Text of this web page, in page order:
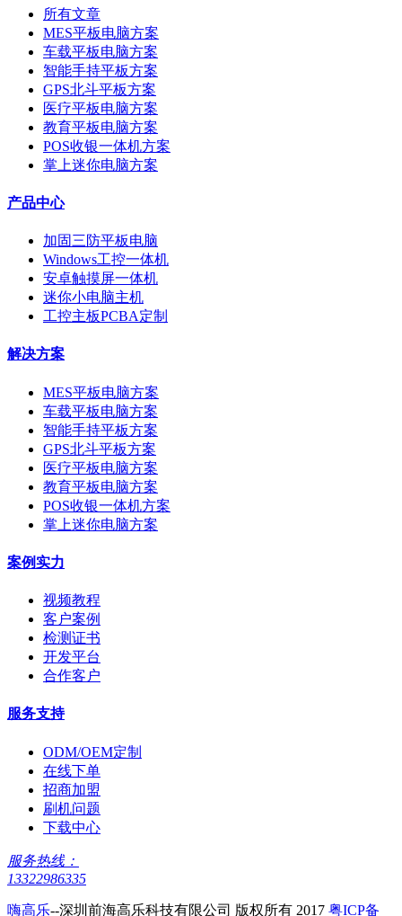
所有文章
MES平板电脑方案
车载平板电脑方案
智能手持平板方案
GPS北斗平板方案
医疗平板电脑方案
教育平板电脑方案
POS收银一体机方案
掌上迷你电脑方案
产品中心
加固三防平板电脑
Windows工控一体机
安卓触摸屏一体机
迷你小电脑主机
工控主板PCBA定制
解决方案
MES平板电脑方案
车载平板电脑方案
智能手持平板方案
GPS北斗平板方案
医疗平板电脑方案
教育平板电脑方案
POS收银一体机方案
掌上迷你电脑方案
案例实力
视频教程
客户案例
检测证书
开发平台
合作客户
服务支持
ODM/OEM定制
在线下单
招商加盟
刷机问题
下载中心
服务热线：
13322986335
嗨高乐--深圳前海高乐科技有限公司 版权所有 2017 粤ICP备